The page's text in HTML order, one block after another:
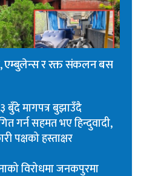
एम्बुलेन्स र रक्त संकलन बस
बुँदे मागपत्र बुझाउँदै
गर्न सहमत भए हिन्दुवादी,
पक्षको हस्ताक्षर
विरोधमा जनकपुरमा